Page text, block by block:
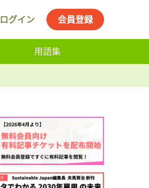
ログイン 会員登録
用語集